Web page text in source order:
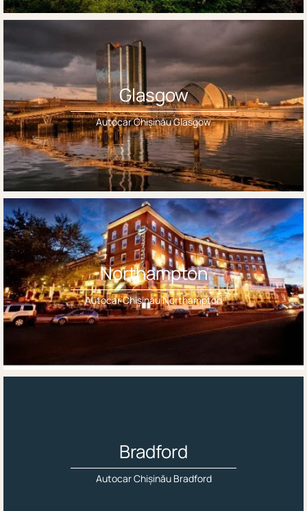
Glasgow
Autocar Chișinău Glasgow
Northampton
Autocar Chișinău Northampton
Bradford
Autocar Chișinău Bradford